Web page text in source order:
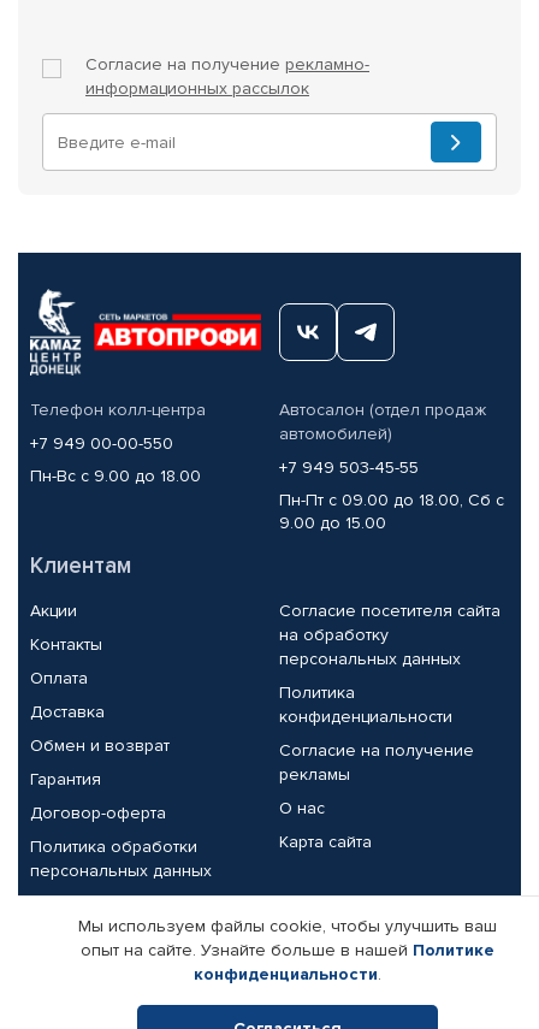
Согласие на получение рекламно-
информационных рассылок
Телефон колл-центра
+7 949 00-00-550
Пн-Вс с 9.00 до 18.00
Автосалон (отдел продаж
автомобилей)
+7 949 503-45-55
Пн-Пт с 09.00 до 18.00, Сб с
9.00 до 15.00
Клиентам
Акции
Контакты
Оплата
Доставка
Обмен и возврат
Гарантия
Договор-оферта
Политика обработки
персональных данных
Согласие посетителя сайта
на обработку
персональных данных
Политика
конфиденциальности
Согласие на получение
рекламы
О нас
Карта сайта
Партнерам
Корпоративным клиентам
Поставщикам
Реквизиты компании
Мы используем файлы cookie, чтобы улучшить ваш
опыт на сайте. Узнайте больше в нашей Политике
конфиденциальности.